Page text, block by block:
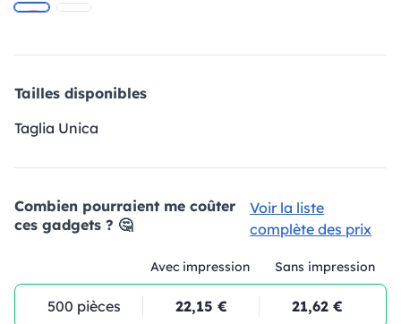
Tailles disponibles
Taglia Unica
Combien pourraient me coûter
ces gadgets ? 🤔
Voir la liste
complète des prix
Avec impression Sans impression
500 pièces 22,15 € 21,62 €